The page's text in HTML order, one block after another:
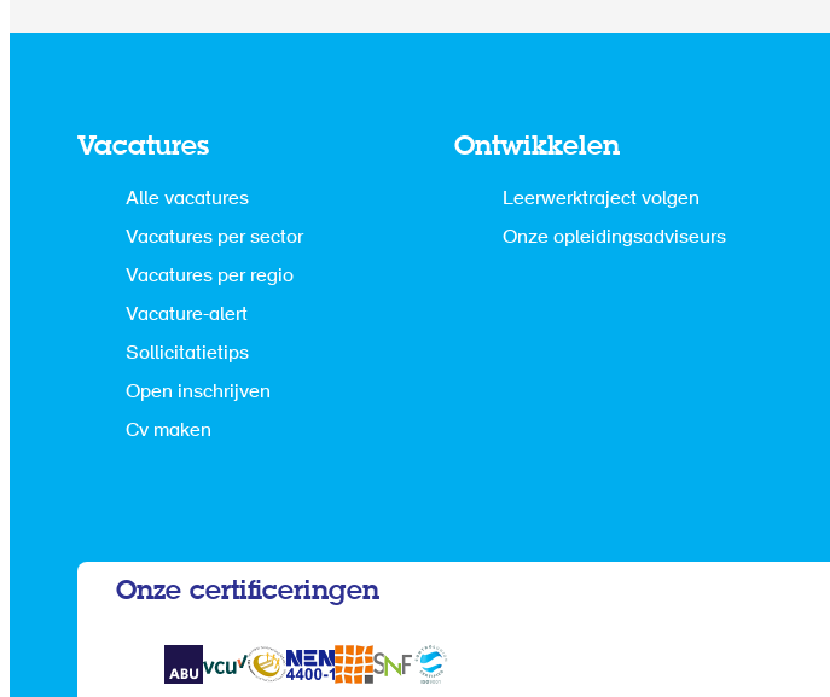
Vacatures
Alle vacatures
Vacatures per sector
Vacatures per regio
Vacature-alert
Sollicitatietips
Open inschrijven
Cv maken
Ontwikkelen
Leerwerktraject volgen
Onze opleidingsadviseurs
Onze certificeringen